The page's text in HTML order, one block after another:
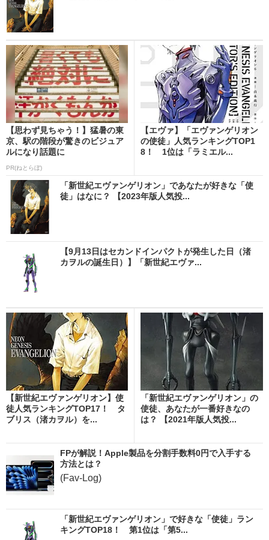
【思わず見ちゃう！】猛暑の東
京、駅の階段が驚きのビジュア
ルになり話題に
PR(ねとらぼ)
【エヴァ】「エヴァンゲリオン
の使徒」人気ランキングTOP1
8！ 1位は「ラミエル...
「新世紀エヴァンゲリオン」であなたが好きな「使
徒」はなに？ 【2023年版人気投...
【9月13日はセカンドインパクトが発生した日（渚
カヲルの誕生日）】「新世紀エヴァ...
【新世紀エヴァンゲリオン】使
徒人気ランキングTOP17！ タ
ブリス（渚カヲル）を...
「新世紀エヴァンゲリオン」の
使徒、あなたが一番好きなの
は？ 【2021年版人気投...
FPが解説！Apple製品を分割手数料0円で入手する
方法とは？
(Fav-Log)
「新世紀エヴァンゲリオン」で好きな「使徒」ラン
キングTOP18！ 第1位は「第5...